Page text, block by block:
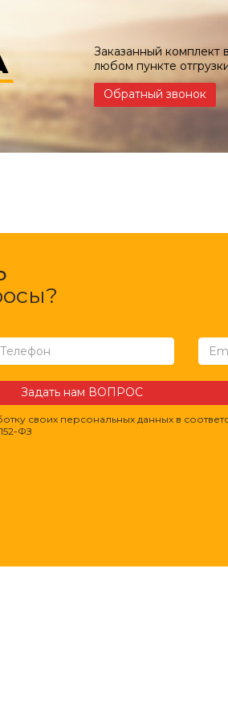
Заказанный комплект
любом пункте
Обратный звонок
Задать нам ВОПРОС
своих персональных данных в
ФЗ